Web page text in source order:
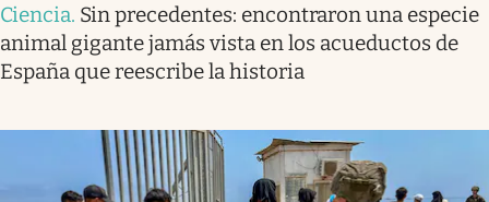
Ciencia. Sin precedentes: encontraron una especie
animal gigante jamás vista en los acueductos de
España que reescribe la historia